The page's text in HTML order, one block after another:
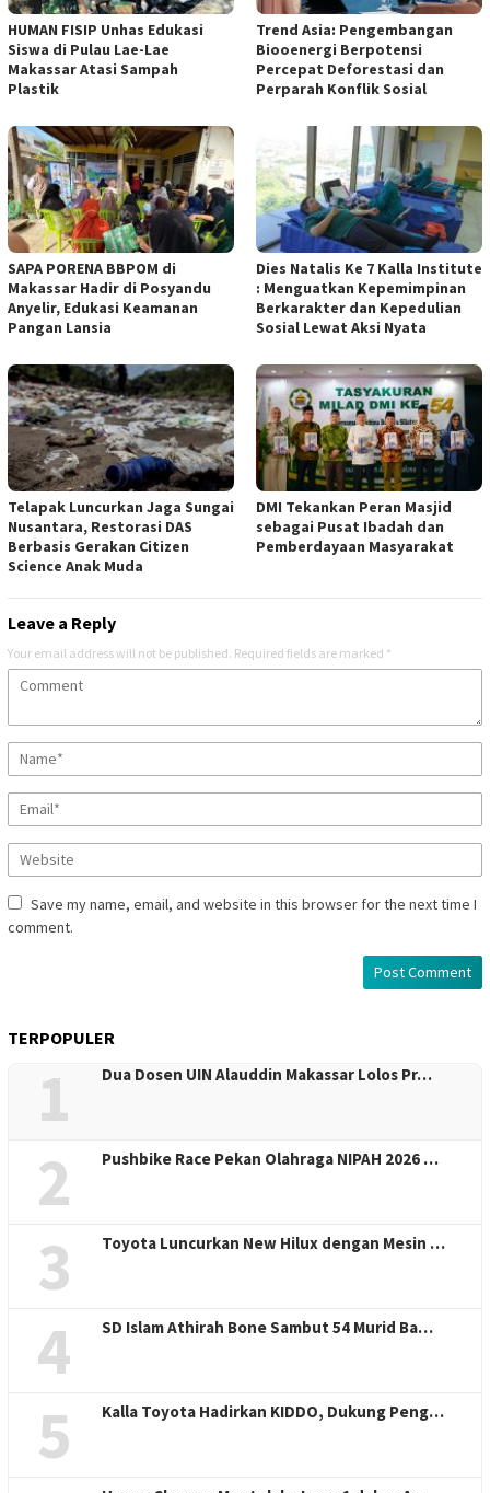
HUMAN FISIP Unhas Edukasi
Siswa di Pulau Lae-Lae
Makassar Atasi Sampah
Plastik
Trend Asia: Pengembangan
Biooenergi Berpotensi
Percepat Deforestasi dan
Perparah Konflik Sosial
SAPA PORENA BBPOM di
Makassar Hadir di Posyandu
Anyelir, Edukasi Keamanan
Pangan Lansia
Dies Natalis Ke 7 Kalla Institute
: Menguatkan Kepemimpinan
Berkarakter dan Kepedulian
Sosial Lewat Aksi Nyata
Telapak Luncurkan Jaga Sungai
Nusantara, Restorasi DAS
Berbasis Gerakan Citizen
Science Anak Muda
DMI Tekankan Peran Masjid
sebagai Pusat Ibadah dan
Pemberdayaan Masyarakat
Leave a Reply
Your email address will not be published. Required fields are marked *
Save my name, email, and website in this browser for the next time I
comment.
TERPOPULER
1 Dua Dosen UIN Alauddin Makassar Lolos Pr…
2 Pushbike Race Pekan Olahraga NIPAH 2026 …
3 Toyota Luncurkan New Hilux dengan Mesin …
4 SD Islam Athirah Bone Sambut 54 Murid Ba…
5 Kalla Toyota Hadirkan KIDDO, Dukung Peng…